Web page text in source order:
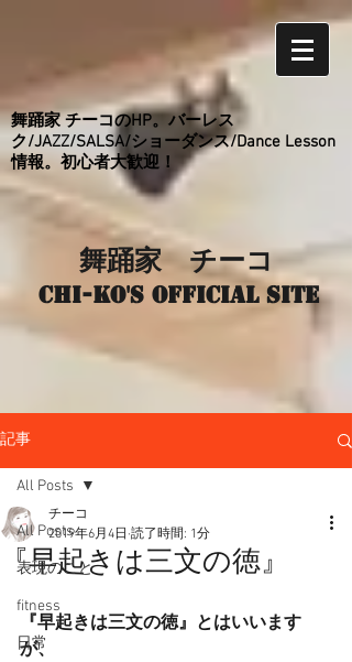
舞踊家 チーコのHP。バーレス
ク/JAZZ/SALSA/ショーダンス/Dance Lesson
情報。初心者大歓迎！
舞踊家 チーコ
Chi-ko's Official site
記事
All Posts
表現のこと
fitness
日常
All Posts
『早起きは三文の徳』
チーコ
2019年6月4日 読了時間: 1分
『早起きは三文の徳』とはいいます
が、